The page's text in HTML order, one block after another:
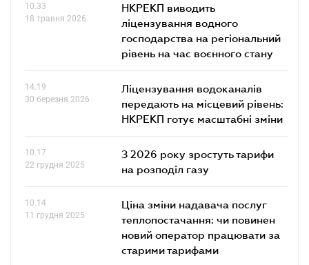
10.33
18 травня 2026
НКРЕКП виводить
ліцензування водного
господарства на регіональний
рівень на час воєнного стану
14.19
30 березня 2026
Ліцензування водоканалів
передають на місцевий рівень:
НКРЕКП готує масштабні зміни
10.17
22 грудня 2025
З 2026 року зростуть тарифи
на розподіл газу
10.14
11 грудня 2025
Ціна зміни надавача послуг
теплопостачання: чи повинен
новий оператор працювати за
старими тарифами